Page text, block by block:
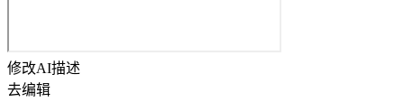
修改AI描述
去编辑